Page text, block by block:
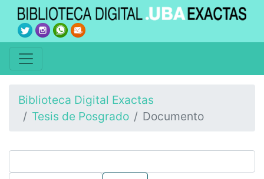
Biblioteca Digital Exactas
Tesis de Posgrado
Documento